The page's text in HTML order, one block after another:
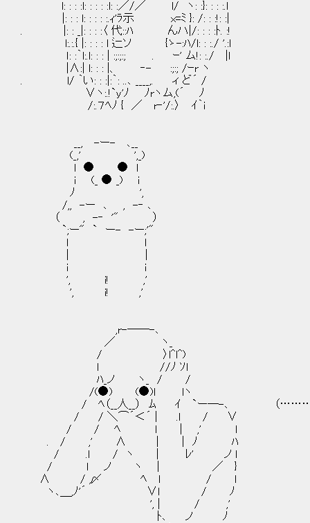
l: : : :l: : : : :l: :／/／ l/ ヽ: :}: : : :.l
|: : : l: : : : :.ｨ'ﾗ示 x=ﾐ }: /: : :!: :|
. |: : _|: : : :〈 代::ﾊ んハ|/: : : :ﾄ. :!
l:.:.{ |: : : : l 辷ソ {ゝ-:ﾊ/l: : :./ '.:l
ｌ: :｀l:.l: : : | :;:;:; . ｰ' ム!: :./ |l
|∧:| l: : : |、 ‐- :;:; /ｰr ヽ
. l/ ｀い: : :|:｀: ..､ ____,. ィ ど´ /
∨ヽ:.!`y'ﾉ ﾉrヽム,(´ ﾉ
/:.７ﾍﾉ { ／ r‐'/:.〉 ｲ｀i
__, -ー- ､__
(_,' ',_)
l ● ● l
i (_ ● _) i
ﾉ ',
/,, -ー ､ , -‐ ､
（ , -‐ '" ）
`;ー" ` ー- -ー;'"
i i
', i! ,'
', i! ,'
,r-――-､
／ ヽ_
/ 〉l^l^)
l //ﾉ ｿl
ﾊ_ノ ヽ_ / /
/(●) (●)l lヽ
/ ﾍ（__人__） ﾑ ｲ `ー―-､ （…………俺は何
/ / ＼⌒´＜´ | .l / ∨
/ / ﾍ l | ,' l
. / ,' ∧ | | ﾉ ﾊ
/ .l / ヽ | ﾚ' ノ l
/ l ノ ヽ | ／ }
∧ / ,〆 ﾍ l / l
ヽ､＿,ﾉ'´ ∨l / ﾉ
', | / ,'
ﾄ､ ノ ﾉ